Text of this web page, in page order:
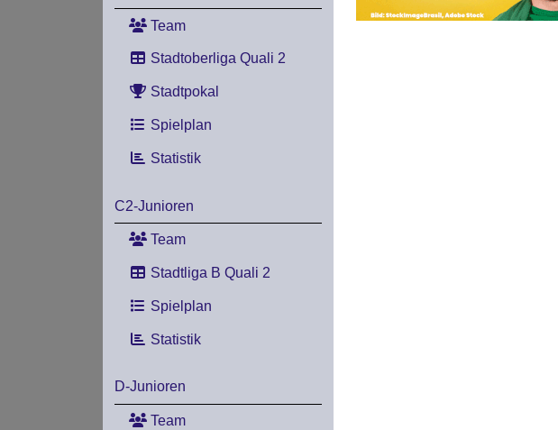
Team
Stadtoberliga Quali 2
Stadtpokal
Spielplan
Statistik
C2-Junioren
Team
Stadtliga B Quali 2
Spielplan
Statistik
D-Junioren
Team